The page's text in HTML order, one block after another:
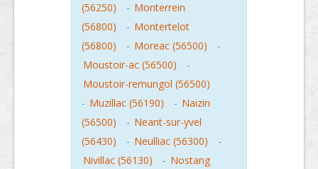
(56250)
- Monterrein
(56800)
- Montertelot
(56800)
- Moreac (56500)
-
Moustoir-ac (56500)
-
Moustoir-remungol (56500)
- Muzillac (56190) - Naizin
(56500)
- Neant-sur-yvel
(56430)
- Neulliac (56300)
-
Nivillac (56130)
- Nostang